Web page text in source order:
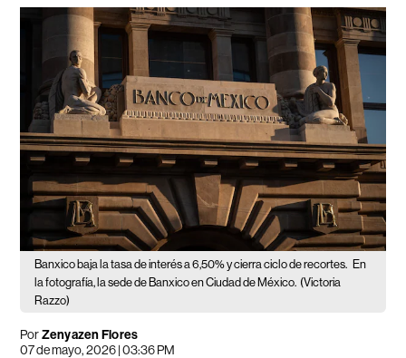
Banxico baja la tasa de interés a 6,50% y cierra ciclo de recortes. En
la fotografía, la sede de Banxico en Ciudad de México. (Victoria
Razzo)
PorZenyazen Flores
07 de mayo, 2026 | 03:36 PM